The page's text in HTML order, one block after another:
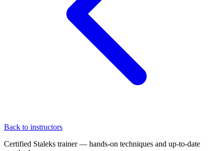
Back to instructors
Certified Staleks trainer — hands-on techniques and up-to-date